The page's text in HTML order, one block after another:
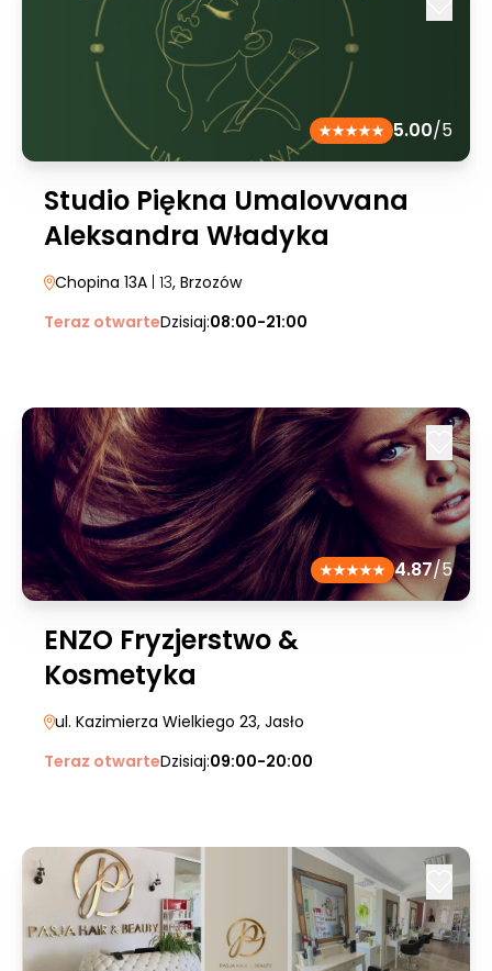
5.00/5
Studio Piękna Umalovvana
Aleksandra Władyka
Chopina 13A | 13, Brzozów
Teraz otwarteDzisiaj:08:00-21:00
4.87/5
ENZO Fryzjerstwo &
Kosmetyka
ul. Kazimierza Wielkiego 23, Jasło
Teraz otwarteDzisiaj:09:00-20:00